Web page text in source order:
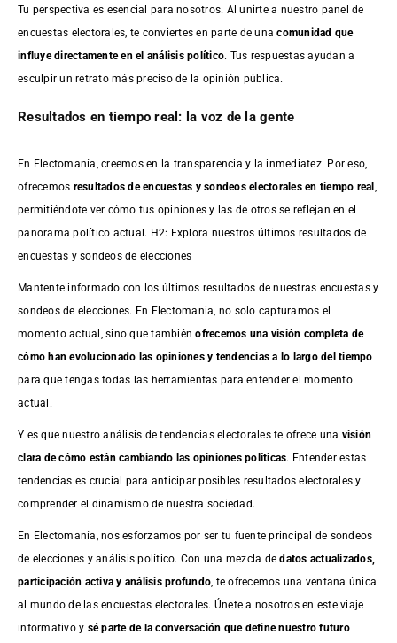
Tu perspectiva es esencial para nosotros. Al unirte a nuestro panel de
encuestas electorales, te conviertes en parte de unacomunidad que
influye directamente en el análisis político. Tus respuestas ayudan a
esculpir un retrato más preciso de la opinión pública.
Resultados en tiempo real: la voz de la gente
En Electomanía, creemos en la transparencia y la inmediatez. Por eso,
ofrecemos resultados deencuestas y sondeos electorales en tiempo real
permitiéndote ver cómo tus opiniones y las de otros se reflejan en el
panorama político actual. H2: Explora nuestros últimos resultados de
encuestas y sondeos de elecciones
Mantente informado con los últimos resultados de nuestras encuestasy
sondeos de elecciones. En Electomania, no solo capturamos el
momento actual, sino que tambiénofrecemos una visión completa de
cómo han evolucionado las opiniones y tendencias a lo largo del tiempo
para que tengas todas las herramientas para entender el momento
actual.
Y es que nuestro análisis de tendencias electorales te ofrece una visión
clara de cómo están cambiando las opiniones políticas. Entender estas
tendencias es crucial para anticipar posibles resultados electorales y
comprender el dinamismo de nuestra sociedad.
En Electomanía, nos esforzamos por ser tu fuente principal de sondeos
de elecciones y análisis político. Con una mezcla dedatos actualizados,
participación activa y análisis profundo , te ofrecemos una ventana única
al mundo de las encuestas electorales. Únete a nosotros en este viaje
informativo y sé parte de la conversación que define nuestro futuro